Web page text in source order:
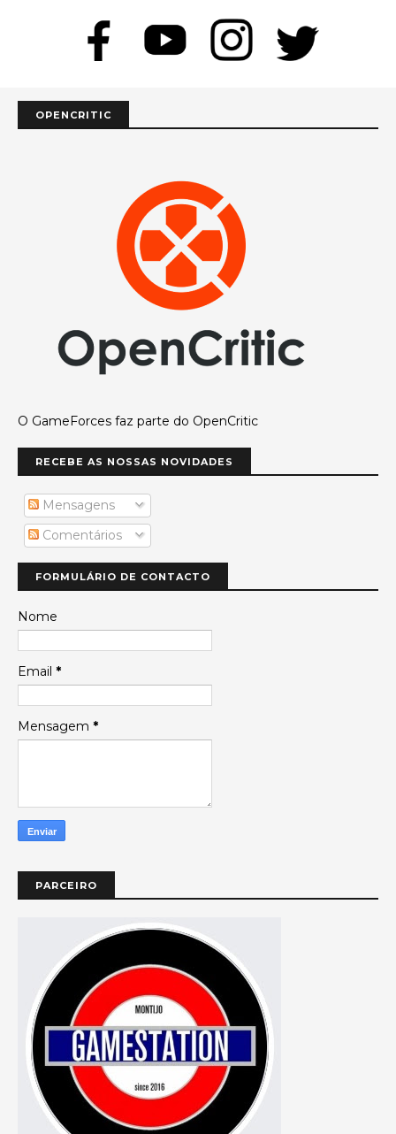
OPENCRITIC
O GameForces faz parte do OpenCritic
RECEBE AS NOSSAS NOVIDADES
Mensagens
Comentários
FORMULÁRIO DE CONTACTO
Nome
Email *
Mensagem *
PARCEIRO